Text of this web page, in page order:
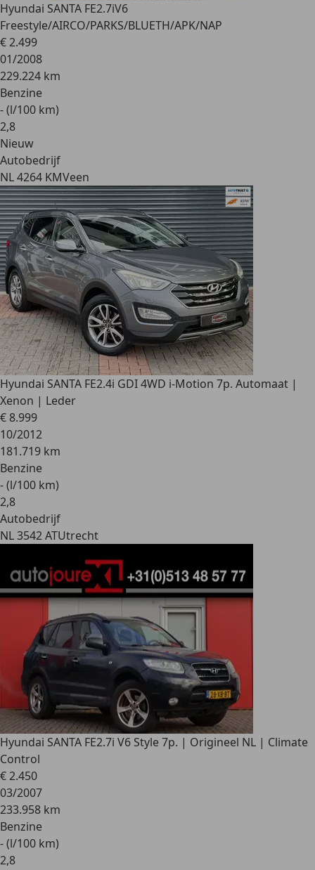
Hyundai SANTA FE2.7iV6
Freestyle/AIRCO/PARKS/BLUETH/APK/NAP
€ 2.499
01/2008
229.224 km
Benzine
- (l/100 km)
2,8
Nieuw
Autobedrijf
NL 4264 KMVeen
Hyundai SANTA FE2.4i GDI 4WD i-Motion 7p. Automaat |
Xenon | Leder
€ 8.999
10/2012
181.719 km
Benzine
- (l/100 km)
2,8
Autobedrijf
NL 3542 ATUtrecht
Hyundai SANTA FE2.7i V6 Style 7p. | Origineel NL | Climate
Control
€ 2.450
03/2007
233.958 km
Benzine
- (l/100 km)
2,8